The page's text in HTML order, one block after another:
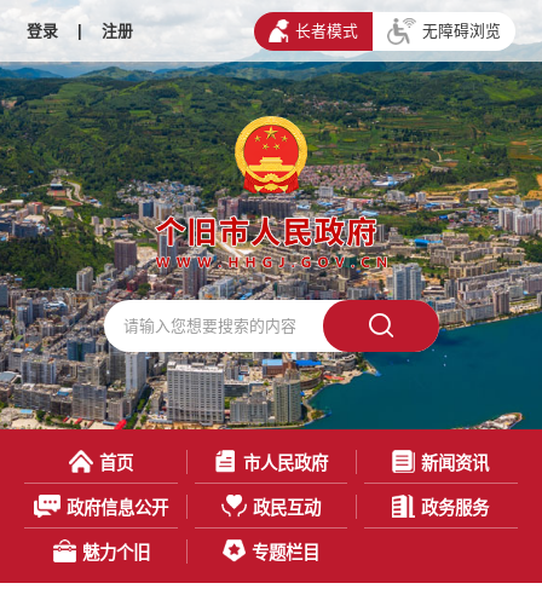
登录 | 注册 长者模式 无障碍浏览
首页 市人民政府 新闻资讯
政府信息公开 政民互动 政务服务
魅力个旧 专题栏目